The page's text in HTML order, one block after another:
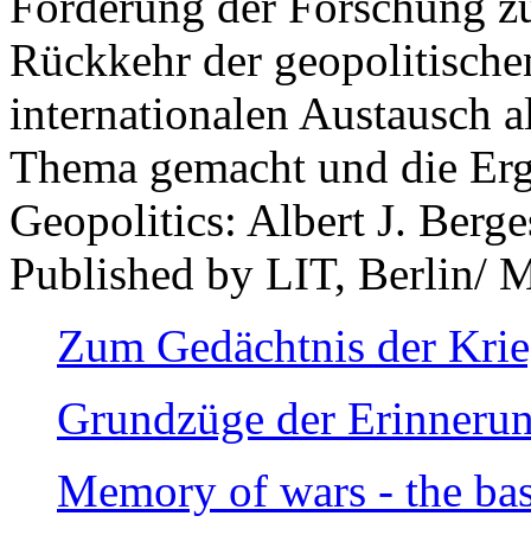
Rückkehr der
internationalen Austausch
Thema gemacht und die
Geopolitics: Albert J.
Published by LIT, Berlin/
Zum Gedächtnis der
Grundzüge der
Memory of wars - the